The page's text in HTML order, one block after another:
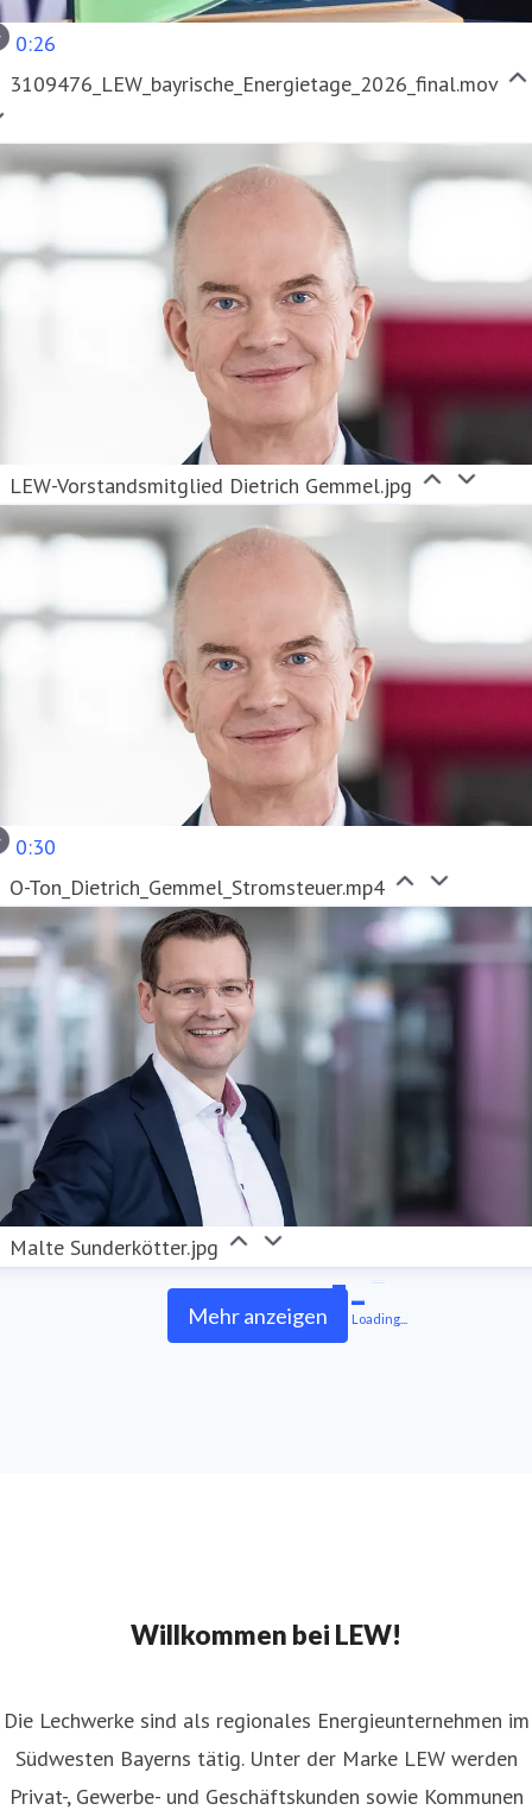
0:26
3109476_LEW_bayrische_Energietage_2026_final.mov
LEW-Vorstandsmitglied Dietrich Gemmel.jpg
0:30
O-Ton_Dietrich_Gemmel_Stromsteuer.mp4
Malte Sunderkötter.jpg
Mehr anzeigen Loading...
Willkommen bei LEW!
Die Lechwerke sind als regionales Energieunternehmen im
Südwesten Bayerns tätig. Unter der Marke LEW werden
Privat-, Gewerbe- und Geschäftskunden sowie Kommunen